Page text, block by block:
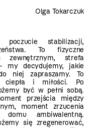
Olga Tokarczuk
stabilizacji,
To fizyczne
zewnętrznym, strefa
my decydujemy, jakie
niej zapraszamy. To
ciepła i miłości. Po
być w pełni sobą.
przejścia między
moment zrzucenia
ambiwalentną.
się zregenerować,